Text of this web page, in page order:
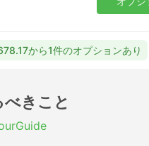
から1件のオプションあり
きこと